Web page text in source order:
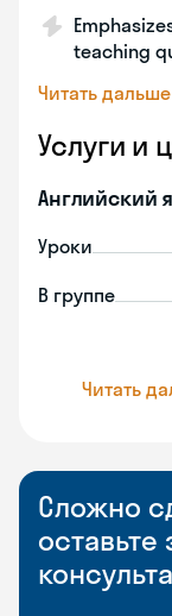
teaching
Читать дальше
Услуги и
Английский
Уроки
В группе
Читать
Сложно